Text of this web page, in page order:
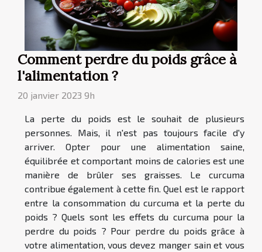
Comment perdre du poids grâce à
l'alimentation ?
20 janvier 2023 9h
La perte du poids est le souhait de plusieurs
personnes. Mais, il n'est pas toujours facile d'y
arriver. Opter pour une alimentation saine,
équilibrée et comportant moins de calories est une
manière de brûler ses graisses. Le curcuma
contribue également à cette fin. Quel est le rapport
entre la consommation du curcuma et la perte du
poids ? Quels sont les effets du curcuma pour la
perdre du poids ? Pour perdre du poids grâce à
votre alimentation, vous devez manger sain et vous